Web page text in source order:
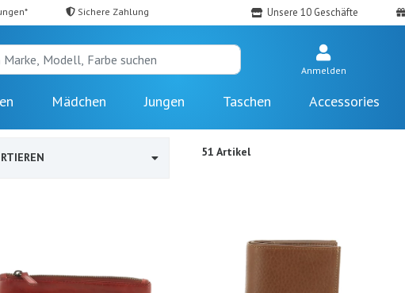
Sichere Zahlung Unsere 10 Geschäfte
Anmelden
Mädchen Jungen Taschen Accessories
51 Artikel